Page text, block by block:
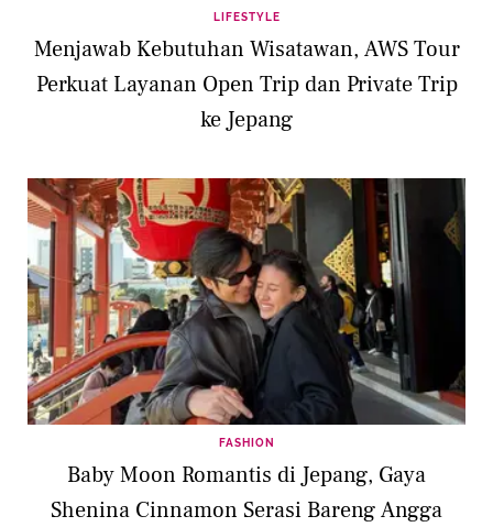
LIFESTYLE
Menjawab Kebutuhan Wisatawan, AWS Tour
Perkuat Layanan Open Trip dan Private Trip
ke Jepang
FASHION
Baby Moon Romantis di Jepang, Gaya
Shenina Cinnamon Serasi Bareng Angga